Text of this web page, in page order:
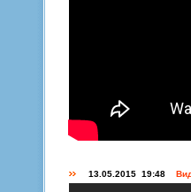
13.05.2015 19:48